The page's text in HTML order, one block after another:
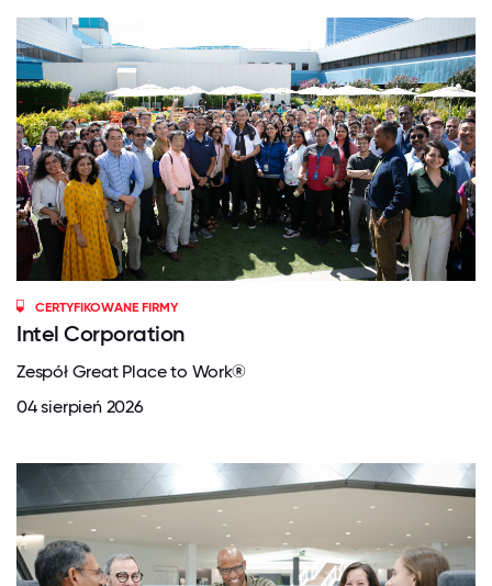
CERTYFIKOWANE FIRMY
Intel Corporation
Zespół Great Place to Work®
04 sierpień 2026